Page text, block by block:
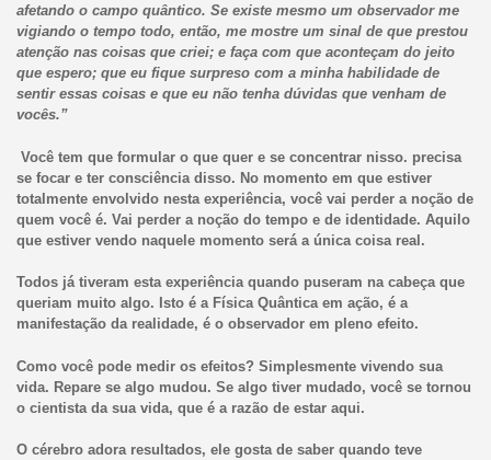
afetando o campo quântico. Se existe mesmo um observador me
vigiando o tempo todo, então, me mostre um sinal de que prestou
atenção nas coisas que criei; e faça com que aconteçam do jeito
que espero; que eu fique surpreso com a minha habilidade de
sentir essas coisas e que eu não tenha dúvidas que venham de
vocês.”
Você tem que formular o que quer e se concentrar nisso. precisa
se focar e ter consciência disso. No momento em que estiver
totalmente envolvido nesta experiência, você vai perder a noção de
quem você é. Vai perder a noção do tempo e de identidade. Aquilo
que estiver vendo naquele momento será a única coisa real.
Todos já tiveram esta experiência quando puseram na cabeça que
queriam muito algo. Isto é a Física Quântica em ação, é a
manifestação da realidade, é o observador em pleno efeito.
Como você pode medir os efeitos? Simplesmente vivendo sua
vida. Repare se algo mudou. Se algo tiver mudado, você se tornou
o cientista da sua vida, que é a razão de estar aqui.
O cérebro adora resultados, ele gosta de saber quando teve